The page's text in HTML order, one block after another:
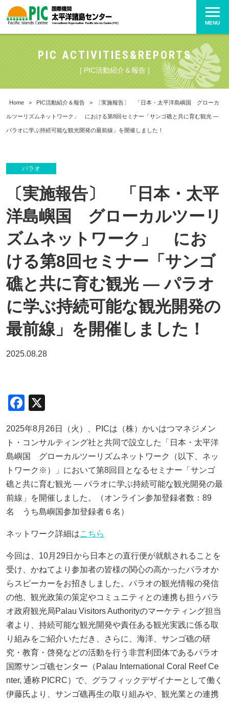
MENU
PIC ACTIVITIES&REPORTS
[ PIC活動紹介＆報告 ]
Home > PIC活動紹介＆報告 > 〔実施報告〕 「日本・太平洋島嶼国 グローカ
ルツーリズムネットワーク」 における第8回セミナー「サンゴ礁と共に育む観光 ―
パラオに学ぶ持続可能な観光開発の最前線」を開催しました！
パラオ
〔実施報告〕 「日本・太平
洋島嶼国 グローカルツーリ
ズムネットワーク」 にお
ける第8回セミナー「サンゴ
礁と共に育む観光 ― パラオ
に学ぶ持続可能な観光開発の
最前線」を開催しました！
2025.08.28
F
c
e
b
o
o
k
2025年8月 26日（火）、 PICは（株）かいはつマネジメン
ト・コンサルティング社と共同で設立した「日本・太平洋
島嶼国 グローカルツーリズムネットワーク（以下、ネッ
トワーク※）」において第8回目となるセミナー「サンゴ
礁と共に育む観光 ― パラオに学ぶ持続可能な観光開発の最
前線」を開催しました。（オンライン参加登録者数： 89
名 うち島嶼国参加登録者６名）
ネットワーク詳細はこちら
今回は、 10月 29日から日本との直行便が就航されることを
受け、かねてより参加者の皆様の関心の高かったパラオか
らスピーカーをお招きしました。パラオの観光情報の発信
の他、観光政策の策定やコミュニティとの連携も担うパラ
オ政府観光局Palau Visitors Authorityのマーケティング担当
者より、持続可能な観光開発や責任ある観光実践に係る取
り組みをご紹介いただき、さらに、海洋、サンゴ礁の研
究・教育・啓発などの活動を行う非営利団体であるパラオ
国際サンゴ礁センター（ Palau International Coral Reef Ce
nter, 通称 PICRC）で、グラフィックデザイナーとして働く
伊藤氏より、サンゴ礁再生の取り組みや、観光業との連携